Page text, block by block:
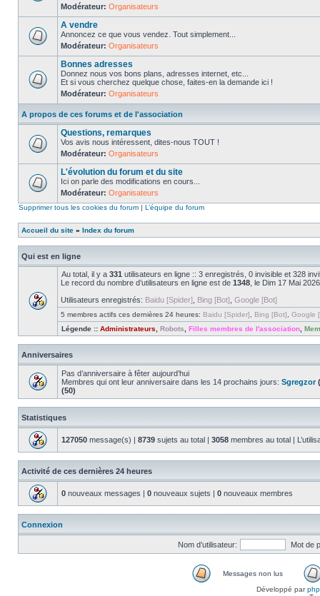
Modérateur: Organisateurs
A vendre
Annoncez ce que vous vendez. Tout simplement...
Modérateur: Organisateurs
Bonnes adresses
Donnez nous vos bons plans, adresses internet, etc...
Et si vous cherchez quelque chose, faites-en la demande ici !
Modérateur: Organisateurs
A propos de ces forums et de l'association
Questions, remarques
Vos avis nous intéressent, dites-nous TOUT !
Modérateur: Organisateurs
L'évolution du forum et du site
Ici on parle des modifications en cours...
Modérateur: Organisateurs
Supprimer tous les cookies du forum | L’équipe du forum
Accueil du site » Index du forum
Qui est en ligne
Au total, il y a 331 utilisateurs en ligne :: 3 enregistrés, 0 invisible et 328
Le record du nombre d’utilisateurs en ligne est de 1348 , le Dim 17 Mai
Utilisateurs enregistrés: Baidu [Spider] Bing [Bot] Google [Bot]
5 membres actifs ces dernières 24 heures: Baidu [Spider] Bing [Bot]
Google
Légende :: Administrateurs Robots Filles membres de l'association
Anniversaires
Pas d’anniversaire à fêter aujourd’hui
Membres qui ont leur anniversaire dans les 14 prochains jours: Sgregzor
(50)
Statistiques
127050 message(s) | 8739 sujets au total | 3058 membres au total |
Activité de ces dernières 24 heures
0 nouveaux messages | 0 nouveaux sujets | 0 nouveaux membres
Connexion
Nom d’utilisateur: Mot de
Messages non lus
Développé par